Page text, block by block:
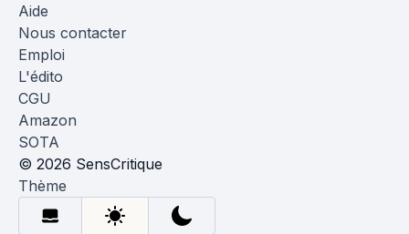
Aide
Nous contacter
Emploi
L'édito
CGU
Amazon
SOTA
© 2026 SensCritique
Thème